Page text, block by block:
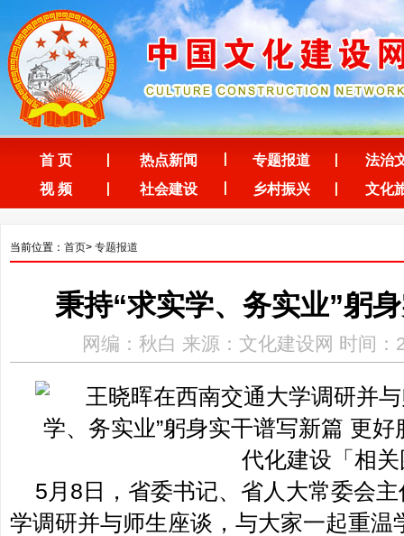
首 页 热点新闻 专题报道
法治
视 频
社会建设 乡村振兴 文化
当前位置： 首页> 专题报道
秉持“求实学、务实业”躬
网编：秋白 来源：文化建设网 时间
5月8日，省委书记、省人大常委会
学调研并与师生座谈，与大家一起重温